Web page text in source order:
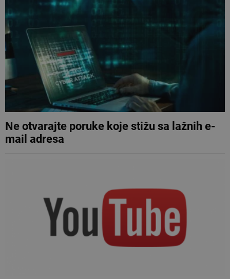
Ne otvarajte poruke koje stižu sa lažnih e-
mail adresa